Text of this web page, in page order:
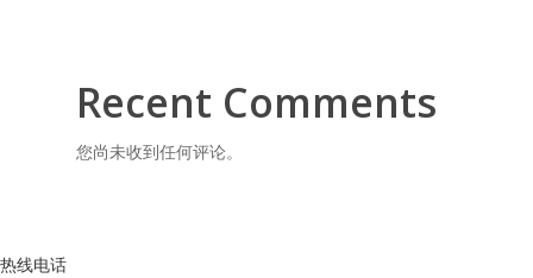
Recent Comments
您尚未收到任何评论。
热线电话